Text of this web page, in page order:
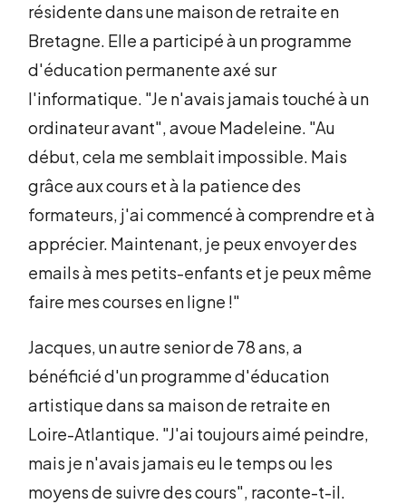
résidente dans une maison de retraite en
Bretagne. Elle a participé à un programme
d'éducation permanente axé sur
l'informatique. "Je n'avais jamais touché à un
ordinateur avant", avoue Madeleine. "Au
début, cela me semblait impossible. Mais
grâce aux cours et à la patience des
formateurs, j'ai commencé à comprendre et à
apprécier. Maintenant, je peux envoyer des
emails à mes petits-enfants et je peux même
faire mes courses en ligne !"
Jacques, un autre senior de 78 ans, a
bénéficié d'un programme d'éducation
artistique dans sa maison de retraite en
Loire-Atlantique. "J'ai toujours aimé peindre,
mais je n'avais jamais eu le temps ou les
moyens de suivre des cours", raconte-t-il.